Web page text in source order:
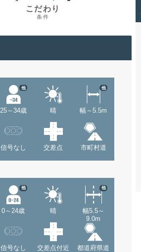
こだわり
条件
25～34歳
他
晴 幅～5.5m
他
信号なし 交差点 市町村道
0～24歳
他
晴
幅5.5～
9.0m
他
信号なし 交差点付近 都道府県道